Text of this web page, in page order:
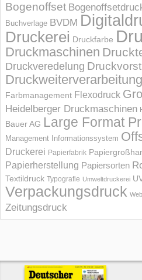
Bogenoffset
Buchverlage BVDM
Druckerei Druckfarbe
Druckmaschinen
Druckveredelung
Druckweiterverarbeitung
Farbmanagement Flexodruck
Heidelberger Druckmaschinen
Bauer AG Large Format
Management Informations­system
Druckerei Papierfabrik
Papierherstellung Papiersorten
Textildruck Typografie Umweltdruckerei
Verpackungsdruck
Zeitungsdruck